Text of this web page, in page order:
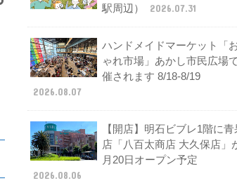
駅周辺）
2026.07.31
ハンドメイドマーケット「
ゃれ市場」あかし市民広場
催されます 8/18-8/19
2026.08.07
【開店】明石ビブレ1階に青
店「八百太商店 大久保店」
月20日オープン予定
2026.08.06